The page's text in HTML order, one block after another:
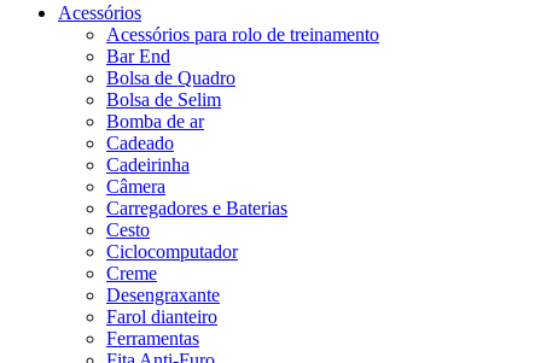
Acessórios
Acessórios para rolo de treinamento
Bar End
Bolsa de Quadro
Bolsa de Selim
Bomba de ar
Cadeado
Cadeirinha
Câmera
Carregadores e Baterias
Cesto
Ciclocomputador
Creme
Desengraxante
Farol dianteiro
Ferramentas